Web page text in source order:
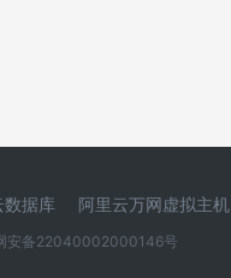
数据库 阿里云万网虚拟主机
安备22040002000146号